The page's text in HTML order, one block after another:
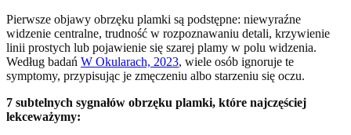
Pierwsze objawy obrzęku plamki są podstępne: niewyraźne
widzenie centralne, trudność w rozpoznawaniu detali, krzywienie
linii prostych lub pojawienie się szarej plamy w polu widzenia.
Według badań W Okularach, 2023, wiele osób ignoruje te
symptomy, przypisując je zmęczeniu albo starzeniu się oczu.
7 subtelnych sygnałów obrzęku plamki, które najczęściej
lekceważymy: